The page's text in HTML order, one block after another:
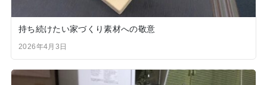
持ち続けたい家づくり素材への敬意
2026年4月3日